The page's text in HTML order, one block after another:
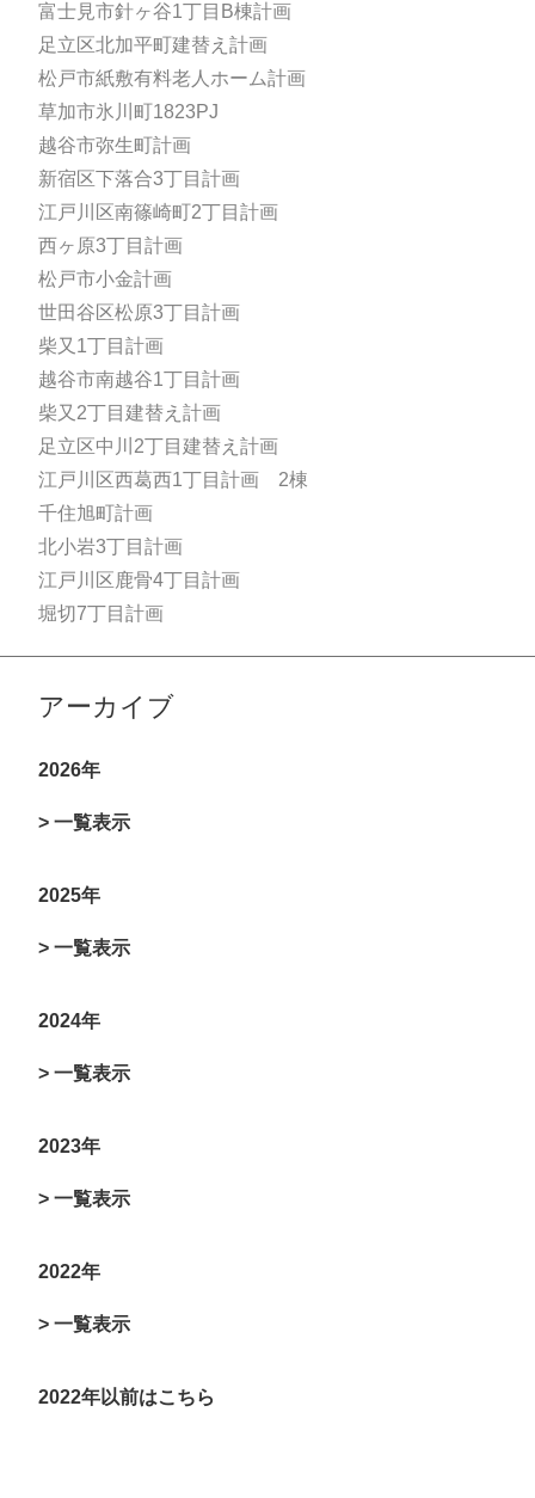
富士見市針ヶ谷1丁目B棟計画
足立区北加平町建替え計画
松戸市紙敷有料老人ホーム計画
草加市氷川町1823PJ
越谷市弥生町計画
新宿区下落合3丁目計画
江戸川区南篠崎町2丁目計画
西ヶ原3丁目計画
松戸市小金計画
世田谷区松原3丁目計画
柴又1丁目計画
越谷市南越谷1丁目計画
柴又2丁目建替え計画
足立区中川2丁目建替え計画
江戸川区西葛西1丁目計画 2棟
千住旭町計画
北小岩3丁目計画
江戸川区鹿骨4丁目計画
堀切7丁目計画
アーカイブ
2026年
> 一覧表示
2025年
> 一覧表示
2024年
> 一覧表示
2023年
> 一覧表示
2022年
> 一覧表示
2022年以前はこちら